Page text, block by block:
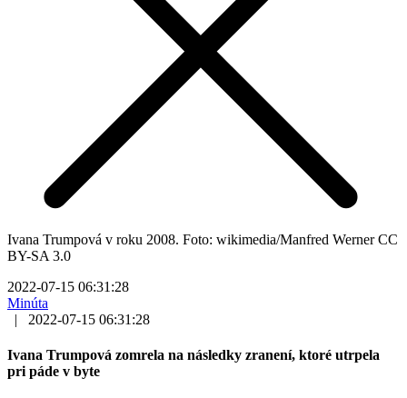
Ivana Trumpová v roku 2008. Foto: wikimedia/Manfred Werner CC
BY-SA 3.0
2022-07-15 06:31:28
Minúta
|
2022-07-15 06:31:28
Ivana Trumpová zomrela na následky zranení, ktoré utrpela
pri páde v byte